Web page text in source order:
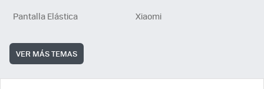
Pantalla Elástica
Xiaomi
VER MÁS TEMAS